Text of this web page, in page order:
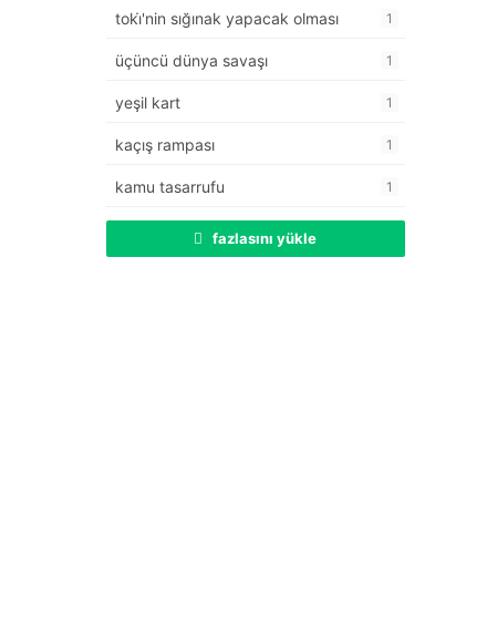
toki̇'nin sığınak yapacak olması 1
üçüncü dünya savaşı 1
yeşil kart 1
kaçış rampası 1
kamu tasarrufu 1
fazlasını yükle